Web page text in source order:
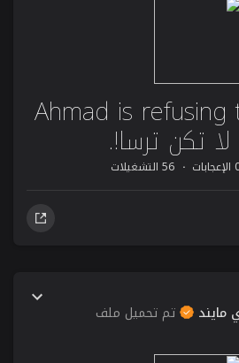
Ahmad is
56 التشغيلات
مايند تم تحميل ملف